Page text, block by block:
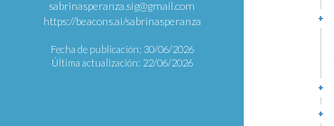
sabrinasperanza.sig@gmail.com
https://beacons.ai/sabrinasperanza
Fecha de publicación: 30/06/2026
Última actualización: 22/06/2026
+
+
+